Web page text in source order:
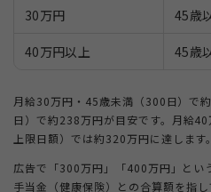
30万円 45歳
40万円以上 45歳
月給30万円・45歳未満（300日）で
日）で約238万円が目安です。月給
上限日額）では約320万円に達します。
広告で「300万円」「400万円」とい
手当金（健康保険）との合算額を指